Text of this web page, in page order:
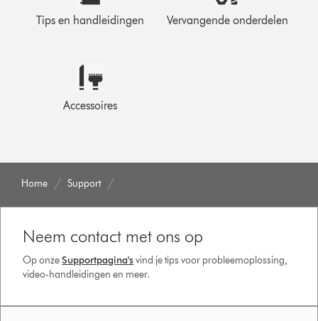
Tips en handleidingen Vervangende onderdelen
Accessoires
Home Support
Neem contact met ons op
Op onzeSupportpagina'svind je tips voor probleemoplossing,
video-handleidingen en meer.